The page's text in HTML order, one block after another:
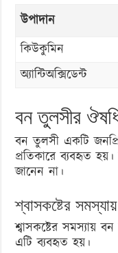
উপাদান
কিউকুমিন
অ্যান্টিঅক্সিডেন্ট
বন তুলসীর
বন তুলসী একটি
প্রতিকারে ব্যবহৃত
জানেন না।
শ্বাসকষ্টের
শ্বাসকষ্টের সমস্যায়
এটি ব্যবহৃত হয়।